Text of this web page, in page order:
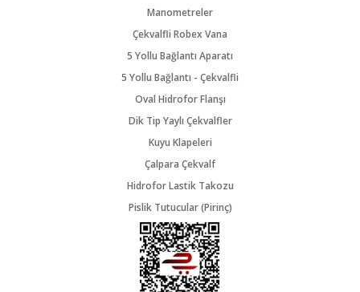
Manometreler
Çekvalfli Robex Vana
5 Yollu Bağlantı Aparatı
5 Yollu Bağlantı - Çekvalfli
Oval Hidrofor Flanşı
Dik Tip Yaylı Çekvalfler
Kuyu Klapeleri
Çalpara Çekvalf
Hidrofor Lastik Takozu
Pislik Tutucular (Pirinç)